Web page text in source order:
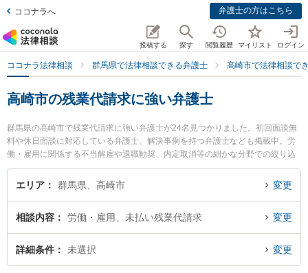
ココナラへ 弁護士の方はこちら
投稿する 探す 閲覧履歴 マイリスト ログイン
ココナラ法律相談 群馬県で法律相談できる弁護士 高崎市で法律相談で
高崎市の残業代請求に強い弁護士
群馬県の高崎市で残業代請求に強い弁護士が24名見つかりました。初回面談無
料や休日面談に対応している弁護士、解決事例を持つ弁護士なども掲載中。労
働・雇用に関係する不当解雇や退職勧奨、内定取消等の細かな分野での絞り込
み検索もでき便利です。特に松村真幸法律事務所の松村 真幸弁護士やベリーベ
スト法律事務所 高崎オフィスの瀬戸 章雅弁護士、白木蓮法律事務所の宮森 惣
談したい』『残業代請求のトラブル解決の実績豊富な近くの弁護士を検索した
い』『初回相談無料で残業代請求を法律相談できる高崎市内の弁護士に相談予
約したい』などでお困りの相談者さんにおすすめです。
エリア 群馬県、高崎市 変更
相談内容 労働・雇用、未払い残業代請求 変更
詳細条件 未選択 変更